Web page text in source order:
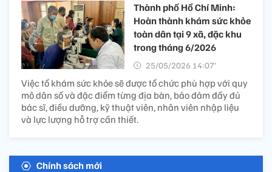
Thành phố Hồ Chí Minh:
Hoàn thành khám sức khỏe
toàn dân tại 9 xã, đặc khu
trong tháng 6/2026
25/05/2026 14:07’
Việc tổ khám sức khỏe sẽ được tổ chức phù hợp với quy
mô dân số và đặc điểm từng địa bàn, bảo đảm đầy đủ
bác sĩ, điều dưỡng, kỹ thuật viên, nhân viên nhập liệu
và lực lượng hỗ trợ cần thiết.
Chính sách mới